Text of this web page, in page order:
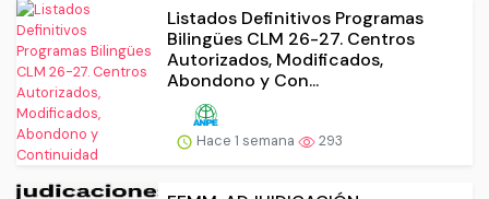
Listados Definitivos Programas
Bilingües CLM 26-27. Centros
Autorizados, Modificados,
Abondono y Con...
Hace 1 semana 293